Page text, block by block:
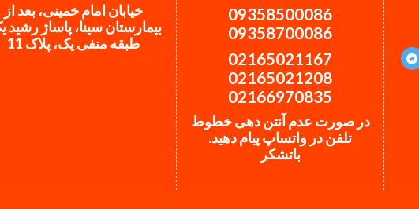
09358500086
09358700086
02165021167
02165021208
02166970835
در صورت عدم آنتن دهی خطوط
تلفن در واتساپ پیام دهید.
باتشکر
خیابان امام خمینی، بعد از
بیمارستان سینا، پاساژ رشید
طبقه منفی یک، پلاک 11